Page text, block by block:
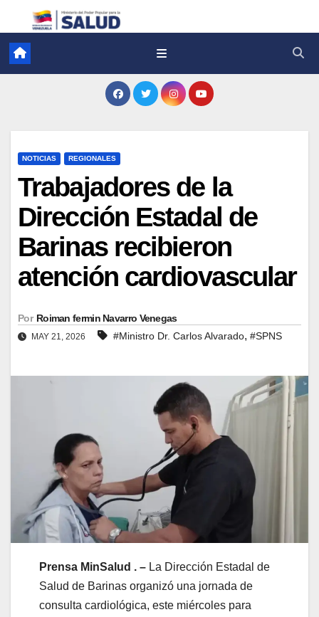
NOTICIAS REGIONALES
Trabajadores de la
Dirección Estadal de
Barinas recibieron
atención cardiovascular
Por Roiman fermin Navarro Venegas
MAY 21, 2026 #Ministro Dr. Carlos Alvarado, #SPNS
Prensa MinSalud . – La Dirección Estadal de
Salud de Barinas organizó una jornada de
consulta cardiológica, este miércoles para